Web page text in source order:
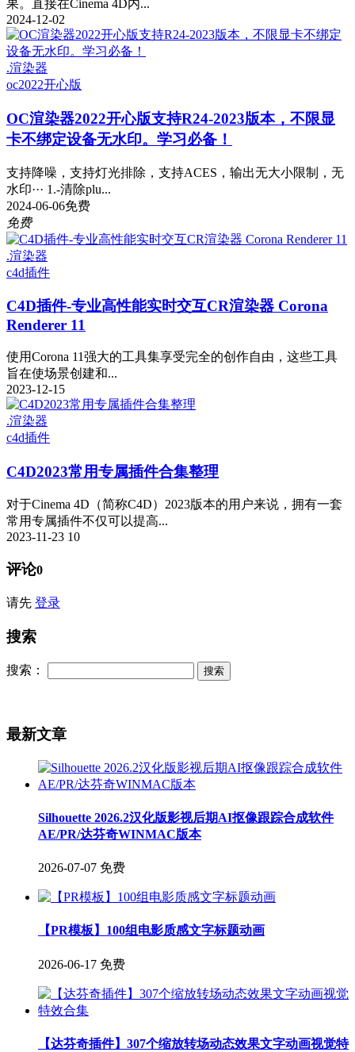
果。直接在Cinema 4D内...
2024-12-02
.渲染器
oc2022开心版
OC渲染器2022开心版支持R24-2023版本，不限显
卡不绑定设备无水印。学习必备！
支持降噪，支持灯光排除，支持ACES，输出无大小限制，无
水印··· 1.-清除plu...
2024-06-06免费
免费
.渲染器
c4d插件
C4D插件-专业高性能实时交互CR渲染器 Corona
Renderer 11
使用Corona 11强大的工具集享受完全的创作自由，这些工具
旨在使场景创建和...
2023-12-15
.渲染器
c4d插件
C4D2023常用专属插件合集整理
对于Cinema 4D（简称C4D）2023版本的用户来说，拥有一套
常用专属插件不仅可以提高...
2023-11-23 10
评论0
请先 登录
搜索
搜索：
最新文章
Silhouette 2026.2汉化版影视后期AI抠像跟踪合成软件
AE/PR/达芬奇WINMAC版本
2026-07-07 免费
【PR模板】100组电影质感文字标题动画
2026-06-17 免费
【达芬奇插件】307个缩放转场动态效果文字动画视觉特